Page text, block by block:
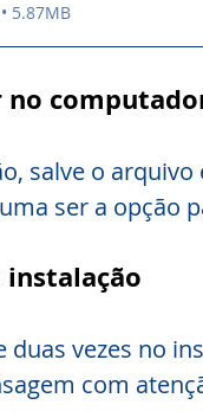
5.87MB
no
salve o
ser a opção
instalação
vezes no
com